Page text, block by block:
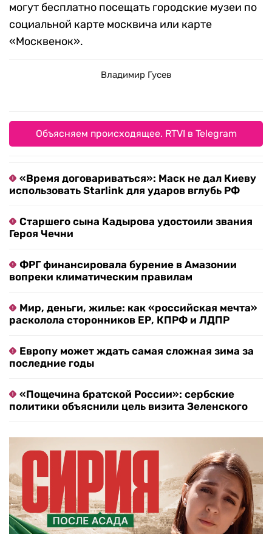
могут бесплатно посещать городские музеи по
социальной карте москвича или карте
«Москвенок».
Владимир Гусев
Объясняем происходящее. RTVI в Telegram
«Время договариваться»: Маск не дал Киеву
использовать Starlink для ударов вглубь РФ
Старшего сына Кадырова удостоили звания
Героя Чечни
ФРГ финансировала бурение в Амазонии
вопреки климатическим правилам
Мир, деньги, жилье: как «российская мечта»
расколола сторонников ЕР, КПРФ и ЛДПР
Европу может ждать самая сложная зима за
последние годы
«Пощечина братской России»: сербские
политики объяснили цель визита Зеленского